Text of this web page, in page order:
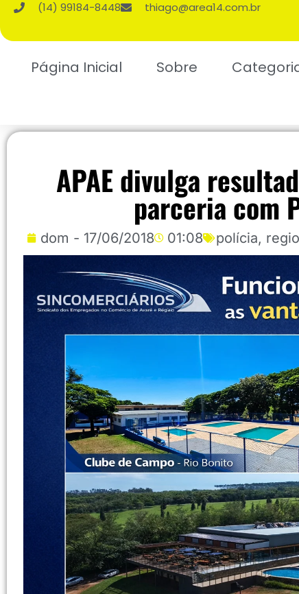
(14) 99184-8448 thiago@area14.com.br
Página Inicial Sobre
APAE divulga
parceria com
dom - 17/06/2018 01:08 polícia,